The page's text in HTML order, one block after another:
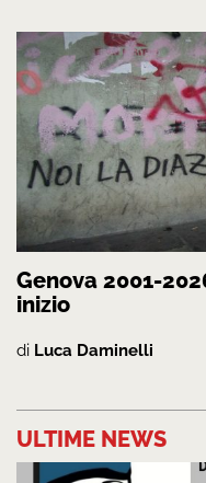
Genova 2001-
inizio
di Luca Daminelli
ULTIME NEWS